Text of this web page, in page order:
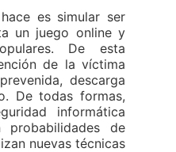
es simular ser
un juego online y
De esta
de la víctima
descarga
De todas formas,
informática
probabilidades de
nuevas técnicas